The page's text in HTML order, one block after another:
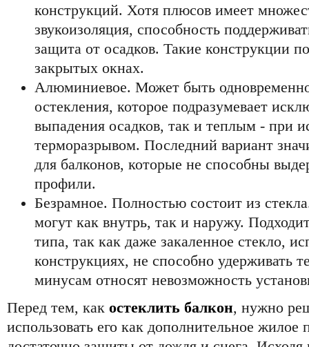
конструкций. Хотя плюсов имеет
звукоизоляция, способность
защита от осадков. Такие конструкции
закрытых окнах.
Алюминиевое. Может быть
остекления, которое подразумевает
выпадения осадков, так и теплым - при
терморазрывом. Последний вариант
для балконов, которые не способны
профили.
Безрамное. Полностью состоит из
могут как внутрь, так и наружу.
типа, так как даже закаленное стекло,
конструкциях, не способно удерживать
минусам относят невозможность
Перед тем, как остеклить балкон, нужно
использовать его как дополнительное жилое